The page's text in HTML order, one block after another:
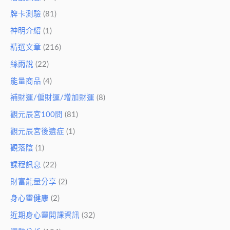
牌卡測驗 (81)
神明介紹 (1)
精選文章 (216)
絲雨說 (22)
能量商品 (4)
補財運/偏財運/增加財運 (8)
觀元辰宮100問 (81)
觀元辰宮後遺症 (1)
觀落陰 (1)
課程訊息 (22)
財富能量分享 (2)
身心靈健康 (2)
近期身心靈開課資訊 (32)